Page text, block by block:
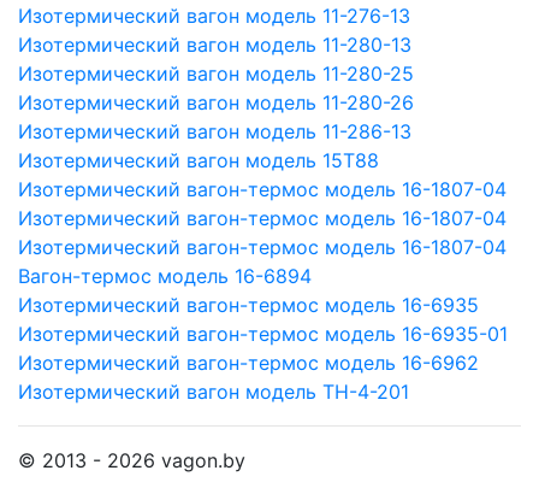
Изотермический вагон модель 11-276-13
Изотермический вагон модель 11-280-13
Изотермический вагон модель 11-280-25
Изотермический вагон модель 11-280-26
Изотермический вагон модель 11-286-13
Изотермический вагон модель 15Т88
Изотермический вагон-термос модель 16-1807-04
Изотермический вагон-термос модель 16-1807-04
Изотермический вагон-термос модель 16-1807-04
Вагон-термос модель 16-6894
Изотермический вагон-термос модель 16-6935
Изотермический вагон-термос модель 16-6935-01
Изотермический вагон-термос модель 16-6962
Изотермический вагон модель ТН-4-201
© 2013 - 2026 vagon.by